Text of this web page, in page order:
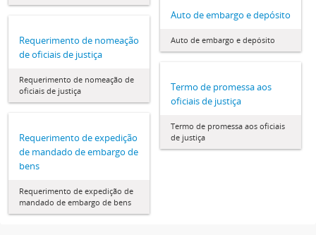
Auto de embargo e depósito
Auto de embargo e depósito
Requerimento de nomeação
de oficiais de justiça
Requerimento de nomeação de
oficiais de justiça
Termo de promessa aos
oficiais de justiça
Termo de promessa aos oficiais
de justiça
Requerimento de expedição
de mandado de embargo de
bens
Requerimento de expedição de
mandado de embargo de bens